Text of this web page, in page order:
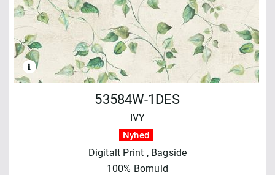
53584W-1DES
IVY
Nyhed
Digitalt Print , Bagside
100% Bomuld